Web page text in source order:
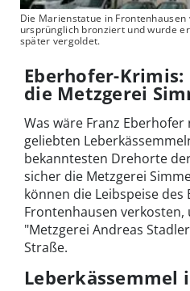
Die Marienstatue in Frontenhausen
ursprünglich bronziert und wurde
später vergoldet.
Eberhofer-
die Metzgerei
Was wäre Franz
geliebten
bekanntesten Drehorte
sicher die Metzgerei
können die Leibspeise
Frontenhausen verkosten,
"Metzgerei Andreas
Straße.
Leberkässemmel